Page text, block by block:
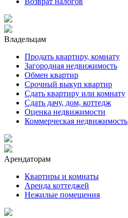
Владельцам
Продать квартиру, комнату
Загородная недвижимость
Обмен квартир
Срочный выкуп квартир
Сдать квартиру или комнату
Сдать дачу, дом, коттедж
Оценка недвижимости
Коммерческая недвижимость
Арендаторам
Квартиры и комнаты
Аренда коттеджей
Нежилые помещения